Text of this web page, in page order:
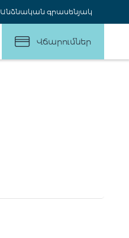
Անձնական գրասենյակ
Վճարումներ